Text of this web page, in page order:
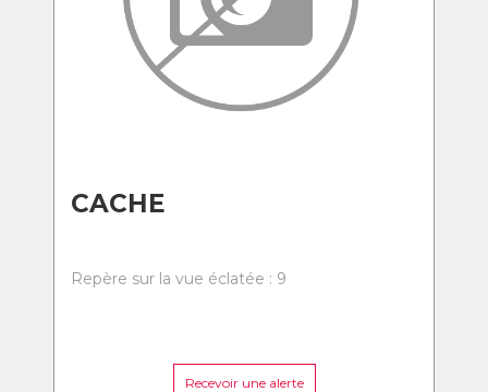
CACHE
Repère sur la vue éclatée : 9
Recevoir une alerte